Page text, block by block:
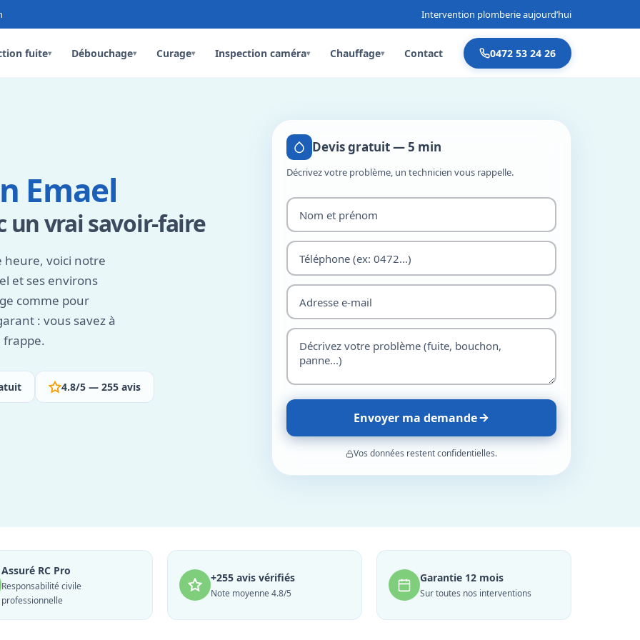
Intervention plomberie aujourd’hui
fuite▾ Débouchage▾ Curage▾ Inspection caméra▾ Chauffage▾ Contact 0472 53 24 26
Emael
un vrai savoir-faire
voici notre
et ses environs
comme pour
: vous savez à
frappe.
4.8/5 — 255 avis
Devis gratuit — 5 min
Décrivez votre problème, un technicien vous rappelle.
Envoyer ma demande
Vos données restent confidentielles.
Assuré RC Pro
Responsabilité civile
professionnelle
+255 avis vérifiés
Note moyenne 4.8/5
Garantie 12 mois
Sur toutes nos interventions